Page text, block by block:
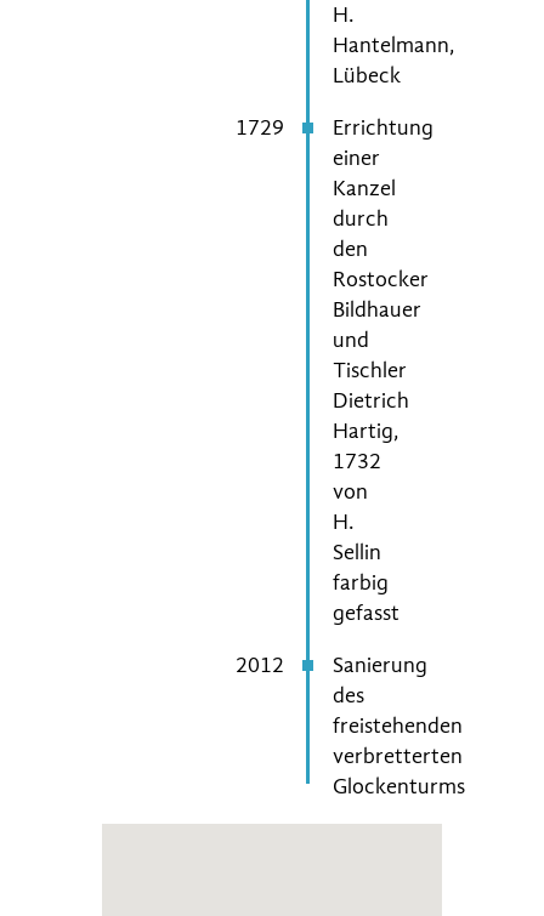
H.
Hantelmann,
Lübeck
1729
Errichtung
einer
Kanzel
durch
den
Rostocker
Bildhauer
und
Tischler
Dietrich
Hartig,
1732
von
H.
Sellin
farbig
gefasst
2012
Sanierung
des
freistehenden
verbretterten
Glockenturms